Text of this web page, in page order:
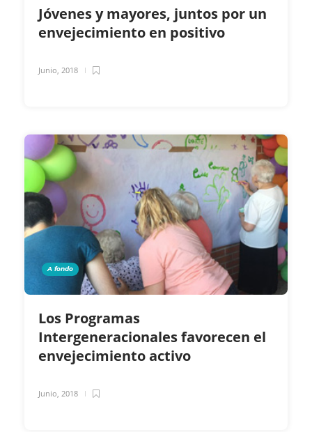
Jóvenes y mayores, juntos por un
envejecimiento en positivo
Junio, 2018
A fondo
Los Programas
Intergeneracionales favorecen el
envejecimiento activo
Junio, 2018